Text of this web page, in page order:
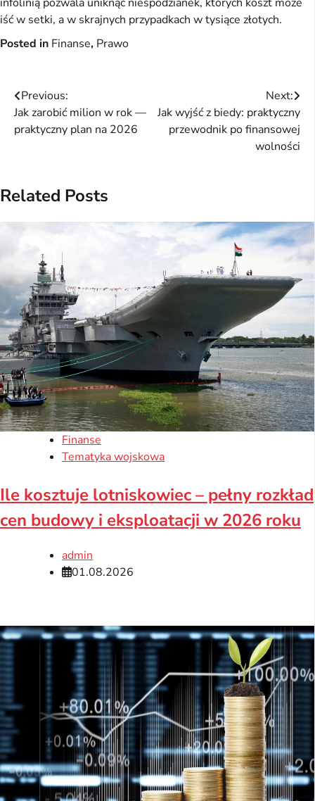
iść w setki, a w skrajnych przypadkach w tysiące złotych.
Posted in Finanse, Prawo
Nawigacja
wpisu
Previous:
Jak zarobić milion w rok —
praktyczny plan na 2026
Next:
Jak wyjść z biedy: praktyczny
przewodnik po finansowej
wolności
Related Posts
Finanse
Tematyka wojskowa
Ile kosztuje lotniskowiec – pełny rozkład
cen budowy i eksploatacji w 2026 roku
admin
01.08.2026